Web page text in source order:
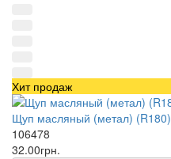
Хит продаж
Щуп масляный (метал) (R180)
106478
32.00грн.